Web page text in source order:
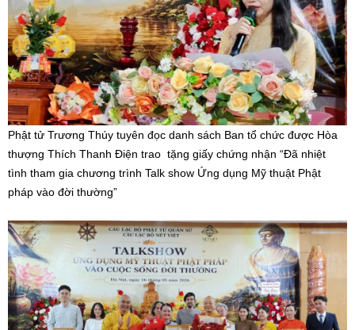
Phật tử Trương Thúy tuyên đọc danh sách Ban tổ chức được Hòa
thượng Thích Thanh Điện trao tặng giấy chứng nhận “Đã nhiệt
tình tham gia chương trình Talk show Ứng dụng Mỹ thuật Phật
pháp vào đời thường”